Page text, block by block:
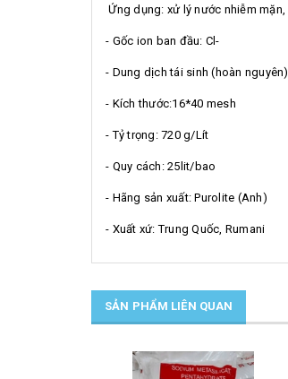
Ứng dụng: xử lý nước nhiễm
- Gốc ion ban đầu: Cl-
- Dung dịch tái sinh (hoàn
- Kích thước:16*40 mesh
- Tỷ trọng: 720 g/Lít
- Quy cách: 25lit/bao
- Hãng sản xuất: Purolite (Anh)
- Xuất xứ: Trung Quốc, Rumani
SẢN PHẨM LIÊN QUAN